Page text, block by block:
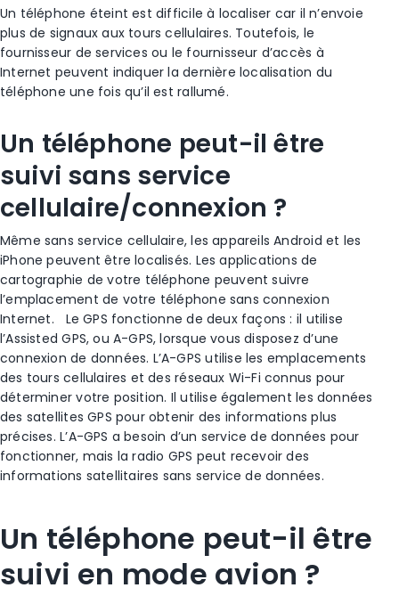
Un téléphone éteint est difficile à localiser car il n’envoie
plus de signaux aux tours cellulaires. Toutefois, le
fournisseur de services ou le fournisseur d’accès à
Internet peuvent indiquer la dernière localisation du
téléphone une fois qu’il est rallumé.
Un téléphone peut-il être
suivi sans service
cellulaire/connexion ?
Même sans service cellulaire, les appareilsAndroid et les
iPhone peuvent être localisés. Les applications de
cartographie de votre téléphone peuvent suivre
l’emplacement de votre téléphone sans connexion
Internet.
Le GPS fonctionne de deux façons : il utilise
l’Assisted GPS, ou A-GPS, lorsque vous disposez d’une
connexion de données. L’A-GPS utilise les emplacements
des tourscellulaires et desréseaux Wi-Fi connus pour
déterminer votre position. Il utilise également les données
des satellites GPS pour obtenir des informations plus
précises. L’A-GPS a besoin d’un service de données pour
fonctionner, mais la radio GPS peut recevoir des
informations satellitaires sans service de données.
Un téléphone peut-il être
suivi en mode avion ?